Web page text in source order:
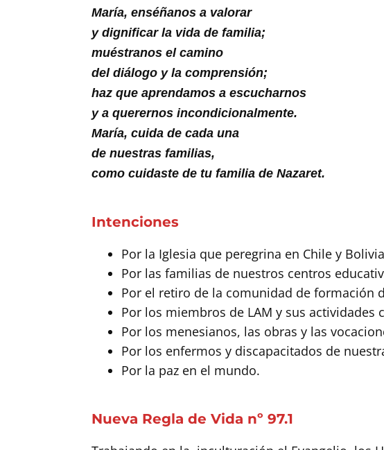
María, enséñanos a valorar
y dignificar la vida de familia;
muéstranos el camino
del diálogo y la comprensión;
haz que aprendamos a escucharnos
y a querernos incondicionalmente.
María, cuida de cada una
de nuestras familias,
como cuidaste de tu familia de Nazaret.
Intenciones
Por la Iglesia que peregrina en Chile y
Por las familias de nuestros centros
Por el retiro de la comunidad de formación
Por los miembros de LAM y sus actividades
Por los menesianos, las obras y las
Por los enfermos y discapacitados de
Por la paz en el mundo.
Nueva Regla de Vida nº 97.1